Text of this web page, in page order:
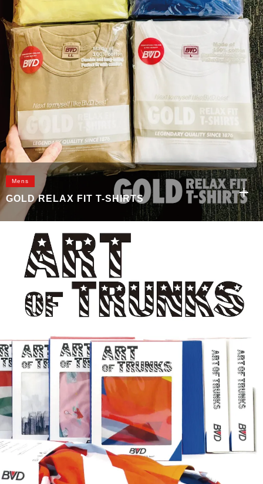
Mens
GOLD RELAX FIT T-SHIRTS
GOLD RELAX FIT T-SHIRTS SANTA MONICA YELLOW MIAMI BEACH BLUE GRAND CANION BROWN